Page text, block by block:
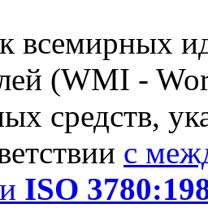
всемирных
(WMI -
средств,
с
и ISO